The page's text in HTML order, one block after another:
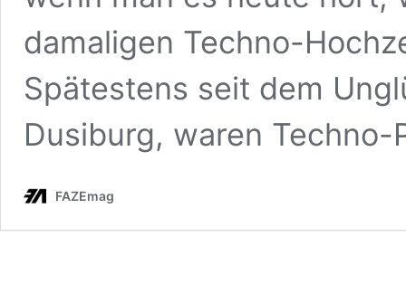
damaligen Techno-
Spätestens seit dem
Dusiburg, waren
FAZEmag